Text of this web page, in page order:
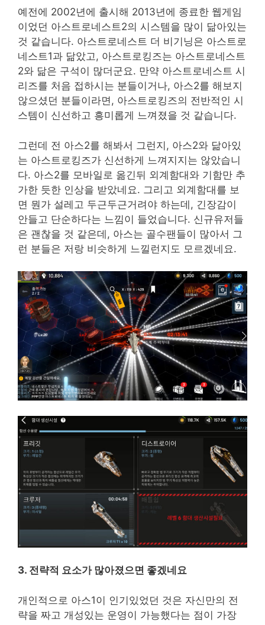
예전에 2002년에 출시해 2013년에 종료한 웹게임
이었던 아스트로네스트2의 시스템을 많이 닮아있는
것 같습니다. 아스트로네스트 더 비기닝은 아스트로
네스트1과 닮았고, 아스트로킹즈는 아스트로네스트
2와 닮은 구석이 많더군요. 만약 아스트로네스트 시
리즈를 처음 접하시는 분들이거나, 아스2를 해보지
않으셨던 분들이라면, 아스트로킹즈의 전반적인 시
스템이 신선하고 흥미롭게 느껴졌을 것 같습니다.
그런데 전 아스2를 해봐서 그런지, 아스2와 닮아있
는 아스트로킹즈가 신선하게 느껴지지는 않았습니
다. 아스2를 모바일로 옮긴뒤 외계함대와 기함만 추
가한 듯한 인상을 받았네요. 그리고 외계함대를 보
면 뭔가 설레고 두근두근거려야 하는데, 긴장감이
안들고 단순하다는 느낌이 들었습니다. 신규유저들
은 괜찮을 것 같은데, 아스는 골수팬들이 많아서 그
런 분들은 저랑 비슷하게 느낄런지도 모르겠네요.
3. 전략적 요소가 많아졌으면 좋겠네요
개인적으로 아스1이 인기있었던 것은 자신만의 전
략을 짜고 개성있는 운영이 가능했다는 점이 가장